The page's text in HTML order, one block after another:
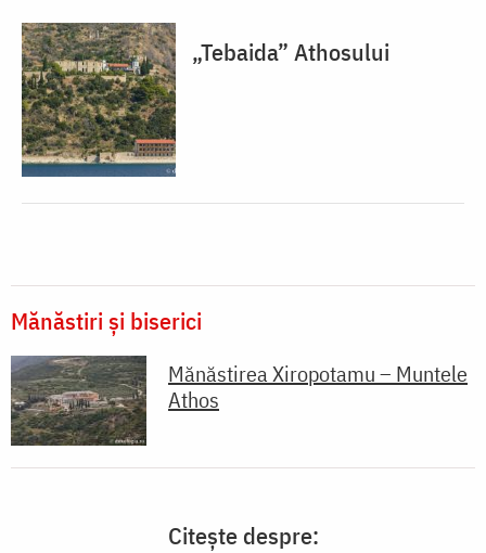
„Tebaida” Athosului
Mănăstiri și biserici
Mănăstirea Xiropotamu – Muntele
Athos
Citește despre: